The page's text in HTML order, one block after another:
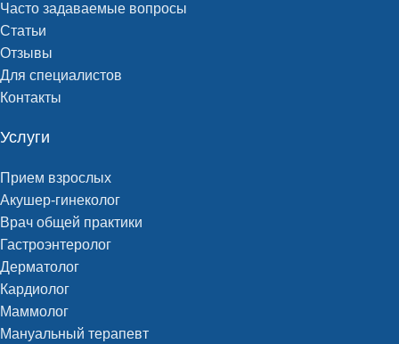
Часто задаваемые вопросы
Статьи
Отзывы
Для специалистов
Контакты
Услуги
Прием взрослых
Акушер-гинеколог
Врач общей практики
Гастроэнтеролог
Дерматолог
Кардиолог
Маммолог
Мануальный терапевт